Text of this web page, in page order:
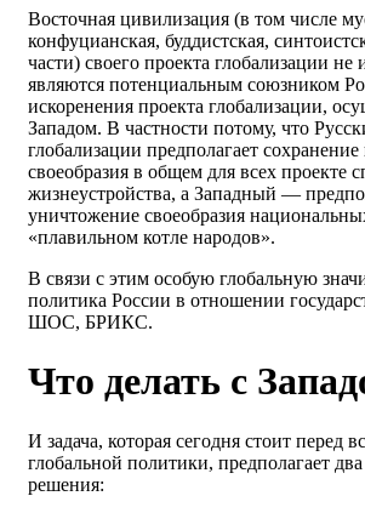
Восточная цивилизация (в том числе
конфуцианская, буддистская,
части) своего проекта глобализации не
являются потенциальным союзником
искоренения проекта глобализации,
Западом. В частности потому, что
глобализации предполагает
своеобразия в общем для всех проекте
жизнеустройства, а Западный —
уничтожение своеобразия
«плавильном котле народов».
В связи с этим особую глобальную
политика России в отношении
ШОС, БРИКС.
Что делать с
И задача, которая сегодня стоит перед
глобальной политики, предполагает
решения: